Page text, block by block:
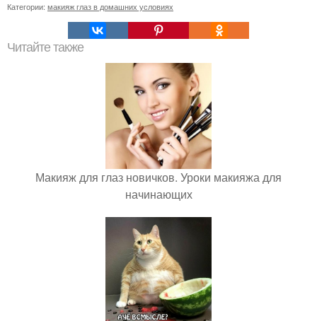
Категории: макияж глаз в домашних условиях
Читайте также
Макияж для глаз новичков. Уроки макияжа для
начинающих